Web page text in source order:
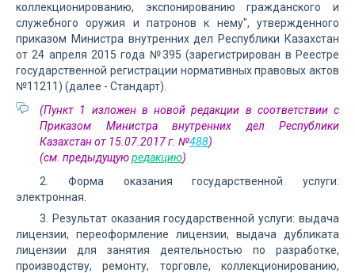
коллекционированию, экспонированию гражданского и
служебного оружия и патронов к нему", утвержденного
приказом Министра внутренних дел Республики Казахстан
от 24 апреля 2015 года №395 (зарегистрирован в Реестре
государственной регистрации нормативных правовых актов
№11211) (далее - Стандарт).
(Пункт 1 изложен в новой редакции в соответствии с
Приказом Министра внутренних дел Республики
Казахстан от 15.07.2017 г. №488)
(см. предыдущуюредакцию)
2. Форма оказания государственной услуги:
электронная.
3. Результат оказания государственной услуги: выдача
лицензии, переоформление лицензии, выдача дубликата
лицензии для занятия деятельностью по разработке,
производству, ремонту, торговле, коллекционированию,